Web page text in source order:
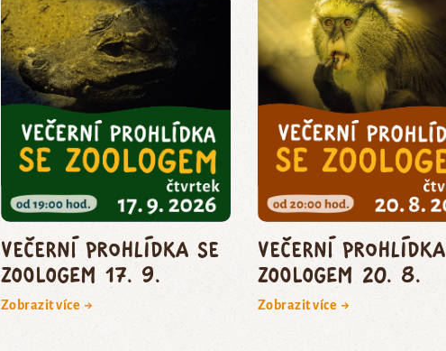
Večerní prohlídka se
zoologem 17. 9.
Zobrazit více →
Večerní
zoologem 20. 8.
Zobrazit více →